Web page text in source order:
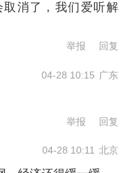
动力市场的影响
大学的一场座谈
路，美联储应
，公众不能形成
消了，我们爱听解
举报 回复
04-28 10:15 广东
举报 回复
04-28 10:11 北京